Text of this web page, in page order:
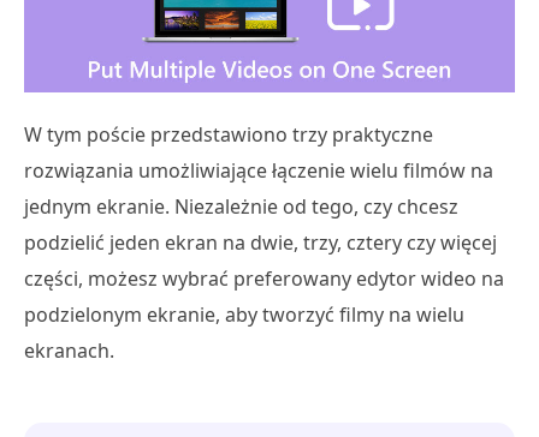
W tym poście przedstawiono trzy praktyczne
rozwiązania umożliwiające łączenie wielu filmów na
jednym ekranie. Niezależnie od tego, czy chcesz
podzielić jeden ekran na dwie, trzy, cztery czy więcej
części, możesz wybrać preferowany edytor wideo na
podzielonym ekranie, aby tworzyć filmy na wielu
ekranach.